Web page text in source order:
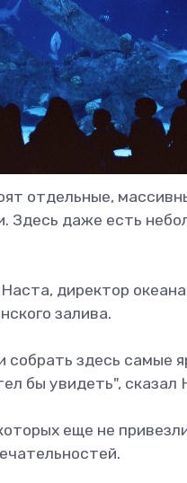
отдельные,
Здесь даже есть
директор
залива.
здесь самые
бы увидеть", сказал
еще не